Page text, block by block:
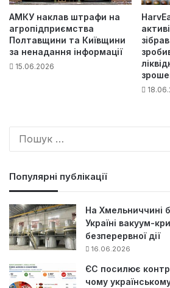
АМКУ наклав штрафи на
агропідприємства
Полтавщини та Київщини
за ненадання інформації
15.06.2026
Популярні публікації
На Хмельниччині
Україні вакуум-
безперервної дії
16.06.2026
ЄС посилює
чому